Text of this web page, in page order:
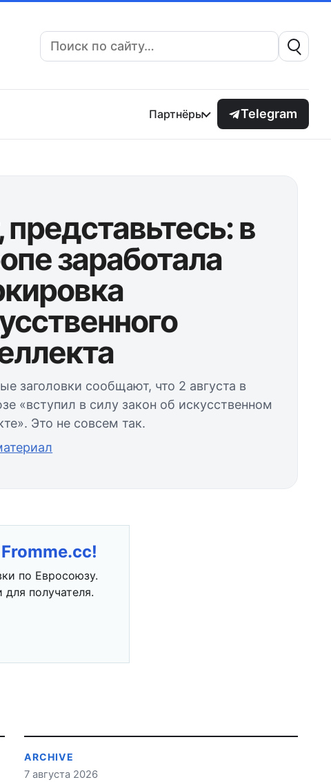
Поиск:
Партнёры Telegram
представьтесь: в
заработала
заголовки сообщают, что 2 августа в
«вступил в силу закон об искусственном
Это не совсем так.
по Евросоюзу.
получателя.
ARCHIVE
7 августа 2026